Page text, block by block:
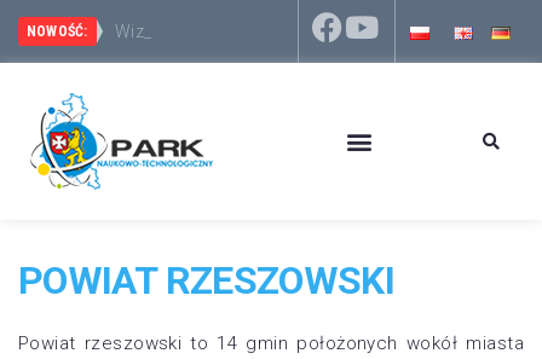
NOWOŚĆ: Wizyta przedstawici
Park Naukowo-Technologiczny Rzeszów –
POWIAT RZESZOWSKI
Powiat rzeszowski to 14 gmin położonych wokół miasta